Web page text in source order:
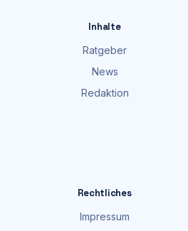
Inhalte
Ratgeber
News
Redaktion
Rechtliches
Impressum